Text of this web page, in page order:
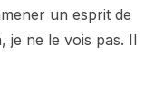
un esprit de
je ne le vois pas. Il